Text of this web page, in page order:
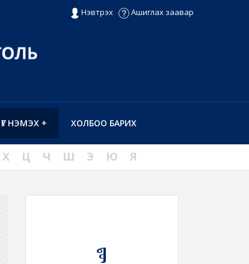
Нэвтрэх Ашиглах заавар
ХОЛБОО БАРИХ
ҮГ НЭМЭХ +
Х Ц Ч Ш Э Ю Я
ᠳ᠋ᠦ᠋